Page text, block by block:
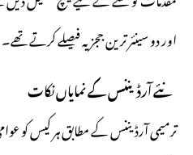
اور دو سینئر ترین ججز یہ فیصلے کرتے تھے۔
نئے آرڈیننس کے نمایاں نکات
ترمیمی آرڈیننس کے مطابق ہر کیس کو